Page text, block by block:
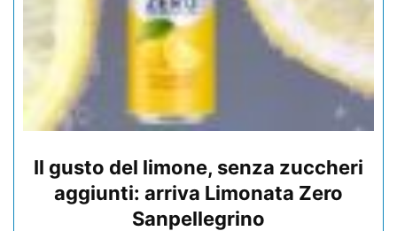
Il gusto del limone, senza zuccheri
aggiunti: arriva Limonata Zero
Sanpellegrino